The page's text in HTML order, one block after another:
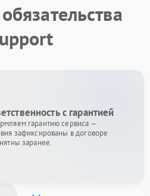
с гарантией
гарантию сервиса —
зафиксированы в договоре
заранее.